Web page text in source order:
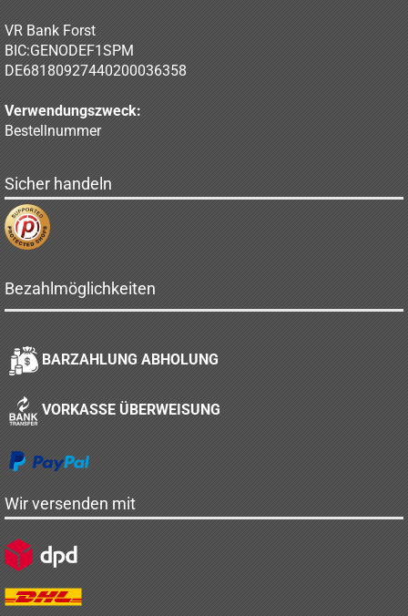
VR Bank Forst
BIC:GENODEF1SPM
DE68180927440200036358
Verwendungszweck:
Bestellnummer
Sicher handeln
Bezahlmöglichkeiten
BARZAHLUNG ABHOLUNG
VORKASSE ÜBERWEISUNG
Wir versenden mit